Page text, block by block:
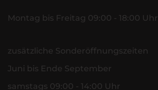
Montag bis Freitag 09:00 - 18:00 Uhr
zusätzliche Sonderöffnungszeiten
Juni bis Ende September
samstags 09:00 - 14:00 Uhr